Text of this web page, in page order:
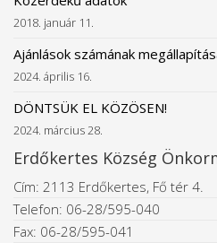
2018. január 11.
Ajánlások számának
2024. április 16.
DÖNTSÜK EL KÖZÖSEN!
2024. március 28.
Erdőkertes Község
Cím: 2113 Erdőkertes, Fő tér 4.
Telefon: 06-28/595-040
Fax: 06-28/595-041